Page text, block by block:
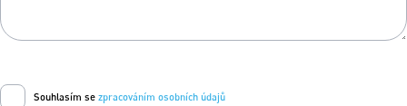
Souhlasím se zpracováním osobních údajů